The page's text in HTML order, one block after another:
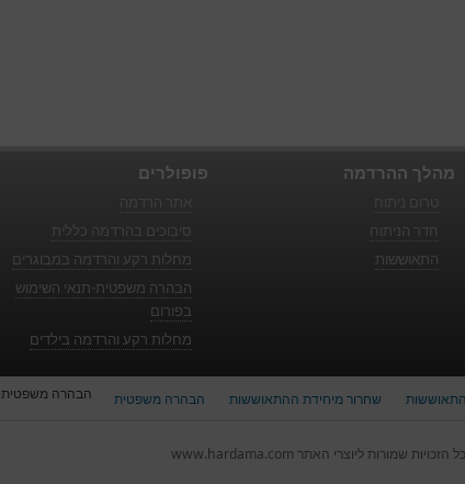
פופולרים
סיבוכים בהרדמה כללית
מחלות רקע והרדמה במבוגרים
הבהרה משפטית-תנאי השימוש
בפורום
מחלות רקע והרדמה בילדים
מהלך ההרדמה
חדר הניתוח
התאוששות
התאוששות שחרור מיחידת ההתאוששות הבהרה משפטית הבהרה משפטית-
כל הזכויות שמורות ליוצרי האתר www.hardama.com